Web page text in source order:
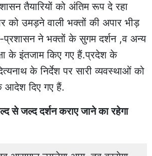
तैयारियों को अंतिम रूप दे रहा
को उमड़ने वाली भक्तों की अपार भीड़
ने भक्तों के सुगम दर्शन ,व अन्य
के इंतजाम किए गए हैं.प्रदेश के
के निर्देश पर सारी व्यवस्थाओं को
दिए गए हैं.
से जल्द दर्शन कराए जाने का रहेगा